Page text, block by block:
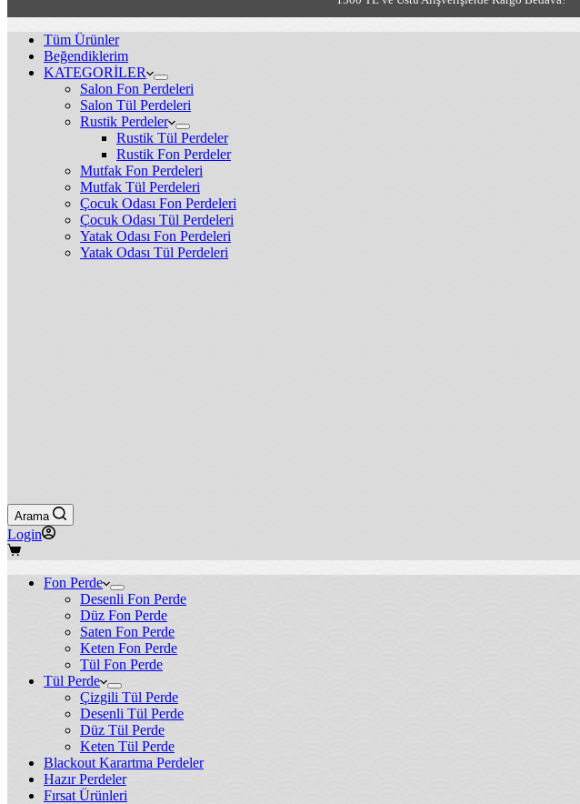
Tüm Ürünler
Beğendiklerim
KATEGORİLER
Salon Fon Perdeleri
Salon Tül Perdeleri
Rustik Perdeler
Rustik Tül Perdeler
Rustik Fon Perdeler
Mutfak Fon Perdeleri
Mutfak Tül Perdeleri
Çocuk Odası Fon Perdeleri
Çocuk Odası Tül Perdeleri
Yatak Odası Fon Perdeleri
Yatak Odası Tül Perdeleri
Arama
Login
Shopping
Fon Perde
Desenli Fon Perde
Düz Fon Perde
Saten Fon Perde
Keten Fon Perde
Tül Fon Perde
Tül Perde
Çizgili Tül Perde
Desenli Tül Perde
Düz Tül Perde
Keten Tül Perde
Blackout Karartma Perdeler
Hazır Perdeler
Fırsat Ürünleri